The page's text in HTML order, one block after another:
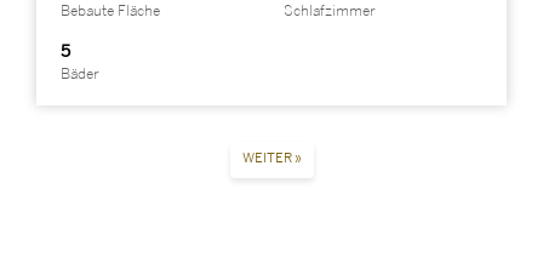
Bebaute Fläche Schlafzimmer
5
Bäder
WEITER »